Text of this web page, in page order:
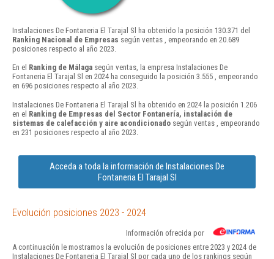
Instalaciones De Fontaneria El Tarajal Sl ha obtenido la posición 130.371 del
Ranking Nacional de Empresas según ventas , empeorando en 20.689
posiciones respecto al año 2023.
En el Ranking de Málaga según ventas, la empresa Instalaciones De
Fontaneria El Tarajal Sl en 2024 ha conseguido la posición 3.555 , empeorando
en 696 posiciones respecto al año 2023.
Instalaciones De Fontaneria El Tarajal Sl ha obtenido en 2024 la posición 1.206
en el Ranking de Empresas del Sector Fontanería, instalación de
sistemas de calefacción y aire acondicionado según ventas , empeorando
en 231 posiciones respecto al año 2023.
Acceda a toda la información de Instalaciones De
Fontaneria El Tarajal Sl
Evolución posiciones 2023 - 2024
Información ofrecida por
A continuación le mostramos la evolución de posiciones entre 2023 y 2024 de
Instalaciones De Fontaneria El Tarajal Sl por cada uno de los rankings según